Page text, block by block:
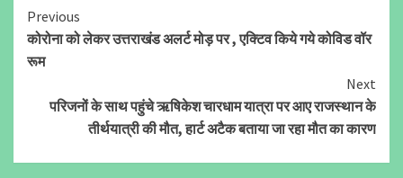
Continue
Reading
Previous
कोरोना को लेकर उत्तराखंड अलर्ट मोड़ पर , एक्टिव किये गये कोविड वॉर
रूम
Next
परिजनों के साथ पहुंचे ऋषिकेश चारधाम यात्रा पर आए राजस्थान के
तीर्थयात्री की मौत, हार्ट अटैक बताया जा रहा मौत का कारण